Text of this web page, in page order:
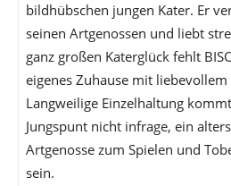
bildhübschen jungen Kater. Er
seinen Artgenossen und liebt
ganz großen Katerglück fehlt
eigenes Zuhause mit
Langweilige Einzelhaltung
Jungspunt nicht infrage, ein
Artgenosse zum Spielen und
sein.